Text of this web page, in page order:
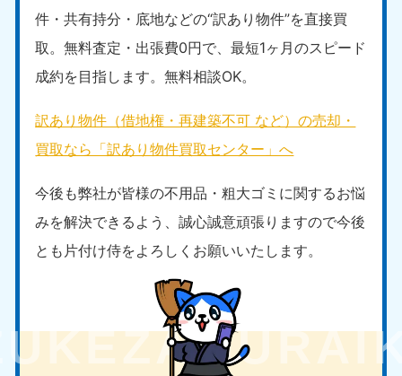
件・共有持分・底地などの“訳あり物件”を直接買
取。無料査定・出張費0円で、最短1ヶ月のスピード
成約を目指します。無料相談OK。
訳あり物件（借地権・再建築不可 など）の売却・
買取なら「訳あり物件買取センター」へ
今後も弊社が皆様の不用品・粗大ゴミに関するお悩
みを解決できるよう、誠心誠意頑張りますので今後
とも片付け侍をよろしくお願いいたします。